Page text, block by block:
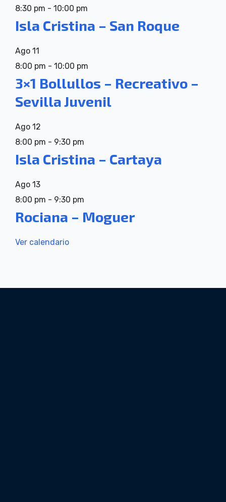
8:30 pm - 10:00 pm
Isla Cristina – San Roque
Ago 11
8:00 pm - 10:00 pm
3×1 Bollullos – Recreativo –
Sevilla Juvenil
Ago 12
8:00 pm - 9:30 pm
Isla Cristina – Cartaya
Ago 13
8:00 pm - 9:30 pm
Rociana – Moguer
Ver calendario